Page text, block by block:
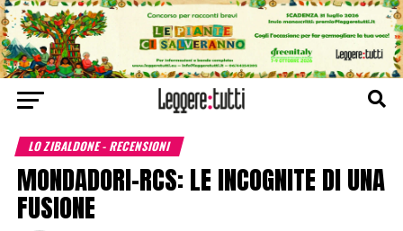
LO ZIBALDONE - RECENSIONI
MONDADORI-RCS: LE INCOGNITE DI UNA
FUSIONE